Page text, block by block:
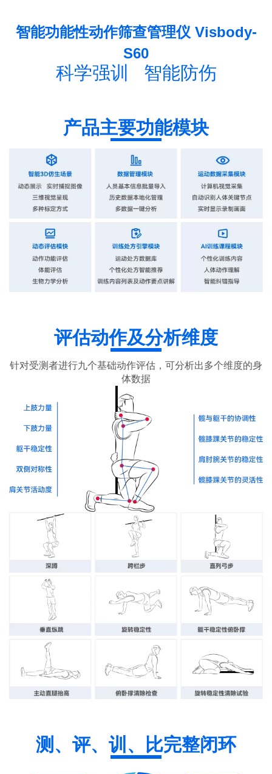
智能功能性动作筛查管理仪 Visbody-
S60
科学强训 智能防伤
产品主要功能模块
评估动作及分析维度
针对受测者进行九个基础动作评估，可分析出多个维度的身
体数据
测、评、训、比完整闭环